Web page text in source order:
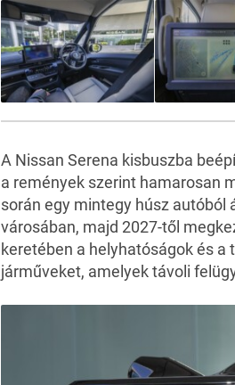
A Nissan Serena kisbuszba
a remények szerint hamarosan
során egy mintegy húsz
városában, majd 2027-től
keretében a helyhatóságok és
járműveket, amelyek távoli